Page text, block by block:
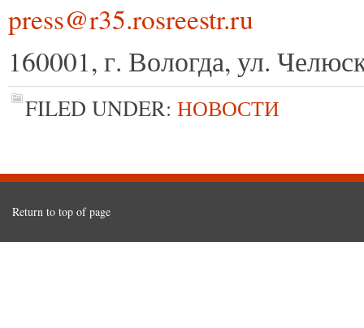
press@r35.rosreestr.ru
160001, г. Вологда, ул.
FILED UNDER: НОВОСТИ
Return to top of page